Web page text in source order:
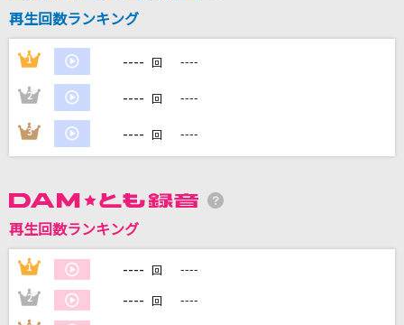
浜博也
カラオケ最新情報をチェック！
再生回数ランキング
1 ---- 回 ----
2 ---- 回 ----
3 ---- 回 ----
再生回数ランキング
1 ---- 回 ----
2 ---- 回 ----